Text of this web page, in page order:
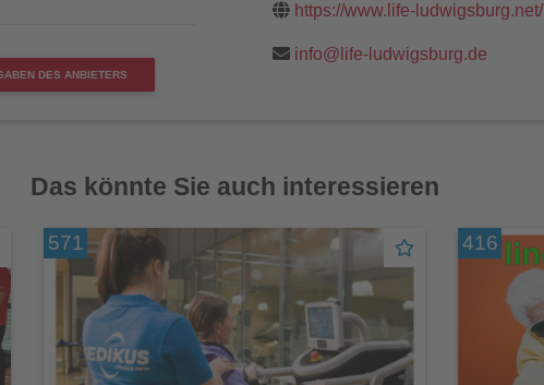
DES ANBIETERS
https://www.life-ludwigsburg.net/
info@life-ludwigsburg.de
Das könnte Sie auch interessieren
571 416